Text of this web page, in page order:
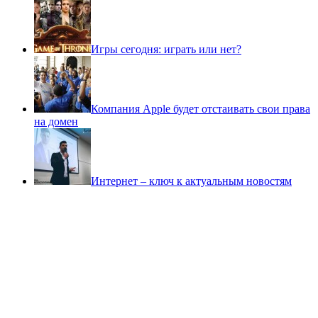
Игры сегодня: играть или нет?
Компания Apple будет отстаивать свои права
на домен
Интернет – ключ к актуальным новостям